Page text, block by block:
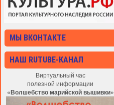
МЫ ВКОНТАКТЕ
НАШ RUTUBE-КАНАЛ
Виртуальный час
полезной информации
«Волшебство марийской вышивки»